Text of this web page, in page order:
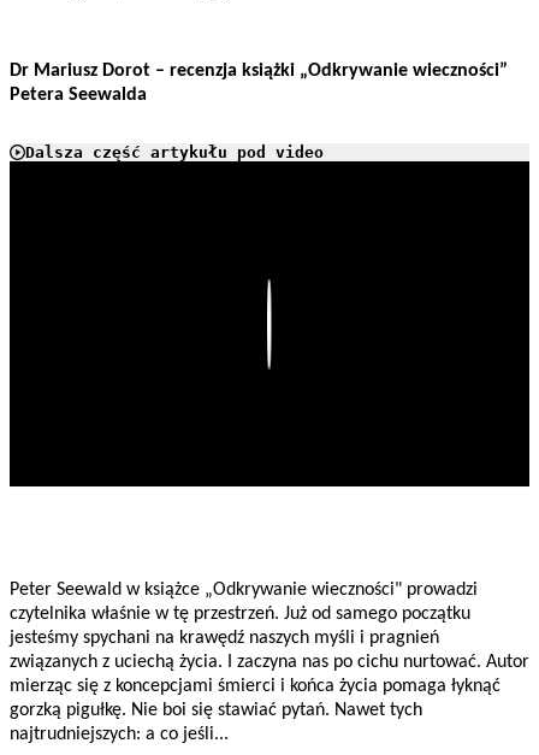
Dr Mariusz Dorot – recenzja książki „Odkrywanie wieczności”
Petera Seewalda
Dalsza część artykułu pod video
Peter Seewald w książce „Odkrywanie wieczności" prowadzi
czytelnika właśnie w tę przestrzeń. Już od samego początku
jesteśmy spychani na krawędź naszych myśli i pragnień
związanych z uciechą życia. I zaczyna nas po cichu nurtować. Autor
mierząc się z koncepcjami śmierci i końca życia pomaga łyknąć
gorzką pigułkę. Nie boi się stawiać pytań. Nawet tych
najtrudniejszych: a co jeśli...